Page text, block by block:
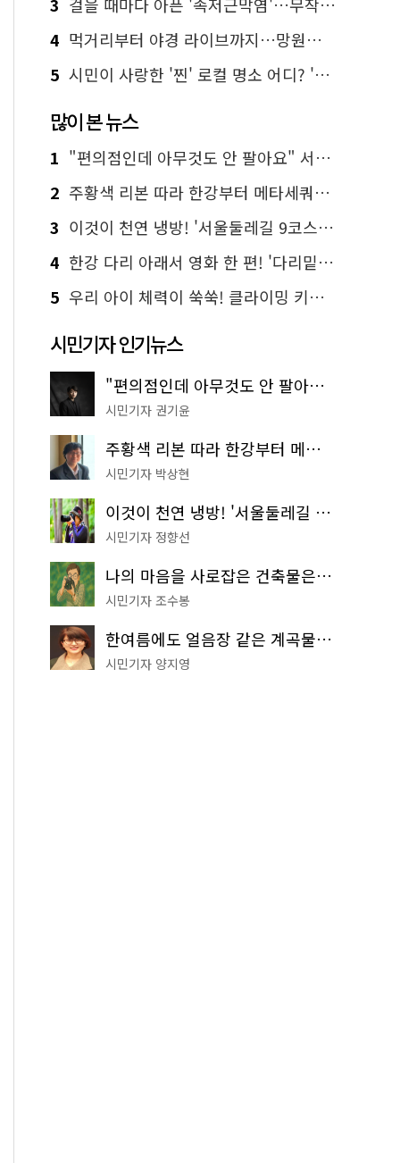
4 먹거리부터 야경 라이브까지…망원한강공원 알짜 코스
5 시민이 사랑한 '찐' 로컬 명소 어디? '서울에디션25' 추천 코스
많이 본 뉴스
1 "편의점인데 아무것도 안 팔아요" 서울에서 가장 특별한 편의점의 정체
2 주황색 리본 따라 한강부터 메타세쿼이아 숲길까지…서울둘레길 15코스
3 이것이 천연 냉방! '서울둘레길 9코스'로 숲속 피서 떠나볼까
4 한강 다리 아래서 영화 한 편! '다리밑 영화관' 무료 상영
5 우리 아이 체력이 쑥쑥! 클라이밍 키즈카페·어린이 체력장
시민기자 인기뉴스
"편의점인데 아무것도 안 팔아요" 서울에서 가장 특별한 편의점의 정체
시민기자 권기윤
주황색 리본 따라 한강부터 메타세쿼이아 숲길까지…서울둘레길 15코스
시민기자 박상현
이것이 천연 냉방! '서울둘레길 9코스'로 숲속 피서 떠나볼까
시민기자 정향선
나의 마음을 사로잡은 건축물은? '서울시 건축상' 수상작 공개!
시민기자 조수봉
한여름에도 얼음장 같은 계곡물! 서울 '진관사 계곡'이 천국이네~
시민기자 양지영